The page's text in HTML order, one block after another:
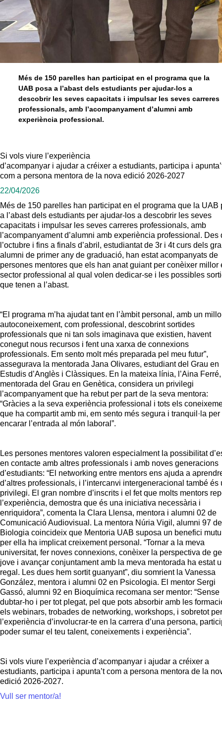
Més de 150 parelles han participat en el programa que la
UAB posa a l’abast dels estudiants per ajudar-los a
descobrir les seves capacitats i impulsar les seves carreres
professionals, amb l’acompanyament d’alumni amb
experiència professional.
Si vols viure l’experiència
d’acompanyar i ajudar a créixer a estudiants, participa i
com a persona mentora de la nova edició 2026-2027
22/04/2026
Més de 150 parelles han participat en el programa que la UAB
a l’abast dels estudiants per ajudar-los a descobrir les seves
capacitats i impulsar les seves carreres professionals, amb
l’acompanyament d’alumni amb experiència professional. Des
l’octubre i fins a finals d’abril, estudiantat de 3r i 4t curs dels
alumni de primer any de graduació, han estat acompanyats de
persones mentores que els han anat guiant per conèixer millor
sector professional al qual volen dedicar-se i les possibles
que tenen a l’abast.
“El programa m’ha ajudat tant en l’àmbit personal, amb un
autoconeixement, com professional, descobrint sortides
professionals que ni tan sols imaginava que existien, havent
conegut nous recursos i fent una xarxa de connexions
professionals. Em sento molt més preparada pel meu futur”,
assegurava la mentorada Jana Olivares, estudiant del Grau en
Estudis d’Anglès i Clàssiques. En la mateixa línia, l’Aina Ferré,
mentorada del Grau en Genètica, considera un privilegi
l’acompanyament que ha rebut per part de la seva mentora:
“Gràcies a la seva experiència professional i tots els
que ha compartit amb mi, em sento més segura i tranquil·la per
encarar l’entrada al món laboral”.
Les persones mentores valoren especialment la possibilitat
en contacte amb altres professionals i amb noves generacions
d’estudiants: “El networking entre mentors ens ajuda a
d’altres professionals, i l’intercanvi intergeneracional també és
privilegi. El gran nombre d’inscrits i el fet que molts mentors
l’experiència, demostra que és una iniciativa necessària i
enriquidora”, comenta la Clara Llensa, mentora i alumni 02 de
Comunicació Audiovisual. La mentora Núria Vigil, alumni 97 de
Biologia coincideix que Mentoria UAB suposa un benefici
per ella ha implicat creixement personal. “Tornar a la meva
universitat, fer noves connexions, conèixer la perspectiva de
jove i avançar conjuntament amb la meva mentorada ha estat
regal. Les dues hem sortit guanyant”, diu somrient la Vanessa
González, mentora i alumni 02 en Psicologia. El mentor Sergi
Gassó, alumni 92 en Bioquímica recomana ser mentor: “Sense
dubtar-ho i per tot plegat, pel que pots absorbir amb les
els webinars, trobades de networking, workshops, i sobretot per
l’experiència d’involucrar-te en la carrera d’una persona,
poder sumar el teu talent, coneixements i experiència”.
Si vols viure l’experiència d’acompanyar i ajudar a créixer a
estudiants, participa i apunta’t com a persona mentora de la
edició 2026-2027.
Vull ser mentor/a!